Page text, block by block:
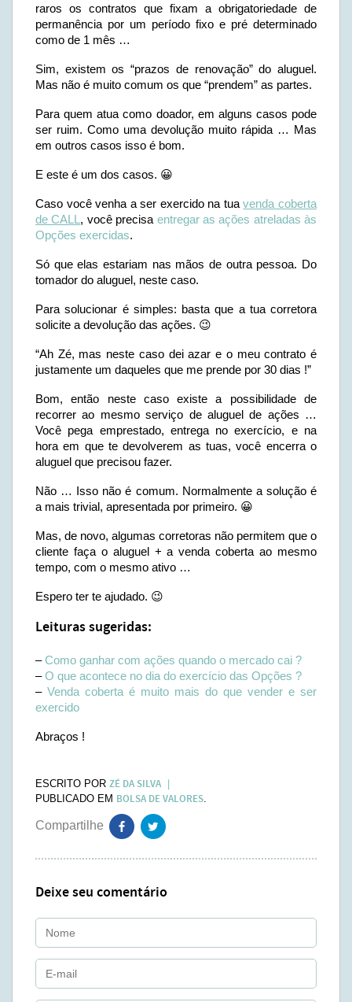
raros os contratos que fixam a obrigatoriedade de
permanência por um período fixo e pré determinado
como de 1 mês …
Sim, existem os “prazos de renovação” do aluguel.
Mas não é muito comum os que “prendem” as partes.
Para quem atua como doador, em alguns casos pode
ser ruim. Como uma devolução muito rápida … Mas
em outros casos isso é bom.
E este é um dos casos. 😀
Caso você venha a ser exercido na tuavenda coberta
de CALL , você precisa entregar as ações atreladas às
Opções exercidas.
Só que elas estariam nas mãos de outra pessoa. Do
tomador do aluguel, neste caso.
Para solucionar é simples: basta que a tua corretora
solicite a devolução das ações. 😉
“Ah Zé, mas neste caso dei azar e o meu contrato é
justamente um daqueles que me prende por 30 dias !”
Bom, então neste caso existe a possibilidade de
recorrer ao mesmo serviço de aluguel de ações …
Você pega emprestado, entrega no exercício, e na
hora em que te devolverem as tuas, você encerra o
aluguel que precisou fazer.
Não … Isso não é comum. Normalmente a solução é
a mais trivial, apresentada por primeiro. 😀
Mas, de novo, algumas corretoras não permitem que o
cliente faça o aluguel + a venda coberta ao mesmo
tempo, com o mesmo ativo …
Espero ter te ajudado. 😉
Leituras sugeridas:
–Como ganhar com ações quando o mercado cai ?
–O que acontece no dia do exercício das Opções ?
– Venda coberta é muito mais do que vender e ser
exercido
Abraços !
ESCRITO POR ZÉ DA SILVA
PUBLICADO EM BOLSA DE VALORES.
Deixe seu comentário